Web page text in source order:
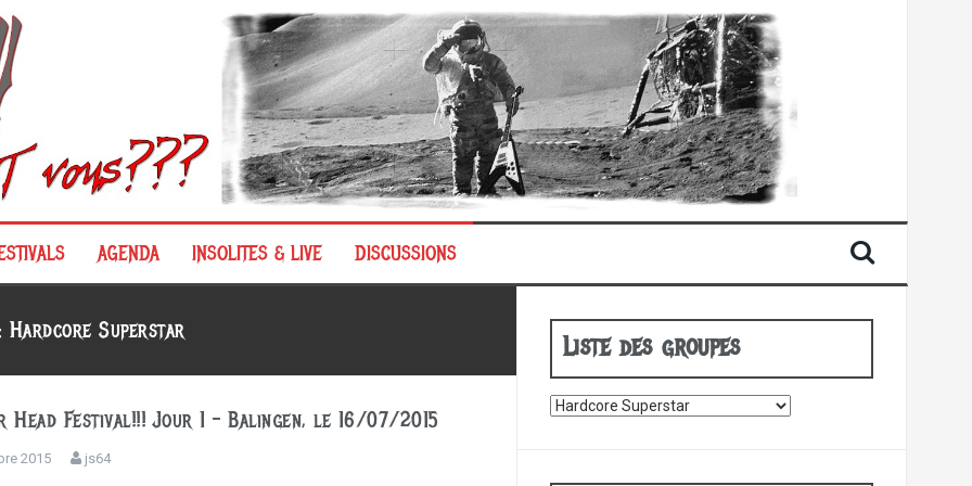
AGENDA INSOLITES & LIVE DISCUSSIONS
Hardcore Superstar
Head Festival!!! Jour 1 – Balingen, le 16/07/2015
2015 js64
Liste des groupes